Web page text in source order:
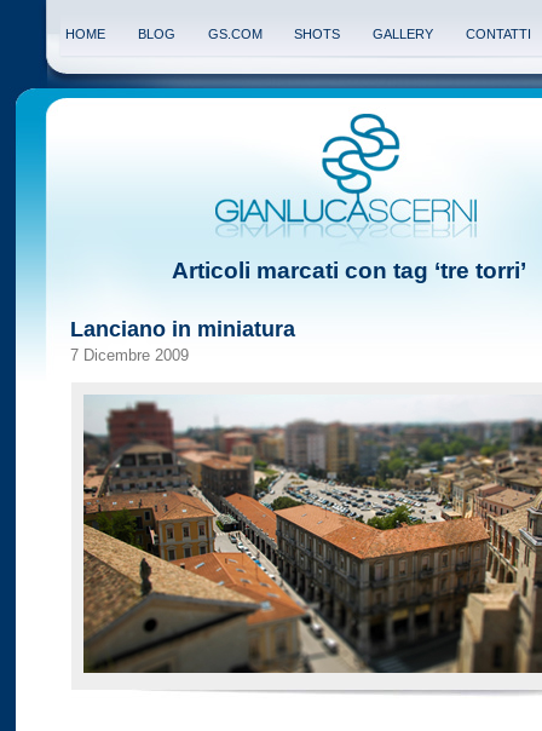
HOME BLOG GS.COM SHOTS GALLERY CONTATTI
Articoli marcati con tag ‘tre torri’
Lanciano in miniatura
7 Dicembre 2009